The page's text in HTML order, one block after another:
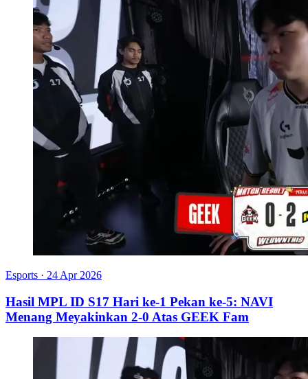
Esports · 24 Apr 2026
Hasil MPL ID S17 Hari ke-1 Pekan ke-5: NAVI
Menang Meyakinkan 2-0 Atas GEEK Fam